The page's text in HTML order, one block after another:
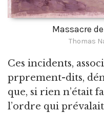
Massacre
Thomas
Ces incidents,
prprement-dits,
que, si rien n’était
l’ordre qui